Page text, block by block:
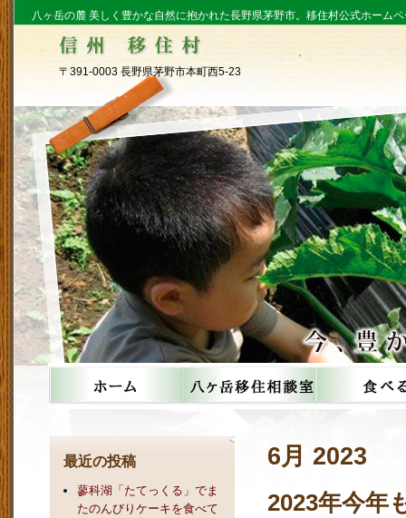
八ヶ岳の麓 美しく豊かな自然に抱かれた長野県茅野市。移住村公式ホーム
〒391-0003 長野県茅野市本町西5-23
6月 2023
2023年今年
最近の投稿
蓼科湖「たてっくる」でま
たのんびりケーキを食べて